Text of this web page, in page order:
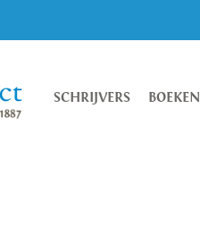
SCHRIJVERS BOEKEN